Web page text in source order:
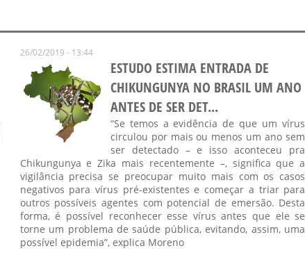
26/02/2019 - 13:44
ESTUDO ESTIMA ENTRADA DE
CHIKUNGUNYA NO BRASIL UM ANO
ANTES DE SER DET...
“Se temos a evidência de que um vírus
circulou por mais ou menos um ano sem
ser detectado – e isso aconteceu pra
Chikungunya e Zika mais recentemente –, significa que a
vigilância precisa se preocupar muito mais com os casos
negativos para vírus pré-existentes e começar a triar para
outros possíveis agentes com potencial de emersão. Desta
forma, é possível reconhecer esse vírus antes que ele se
torne um problema de saúde pública, evitando, assim, uma
possível epidemia”, explica Moreno